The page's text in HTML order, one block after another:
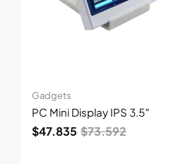
Gadgets
PC Mini Display IPS 3.5″
$73.592
$47.835